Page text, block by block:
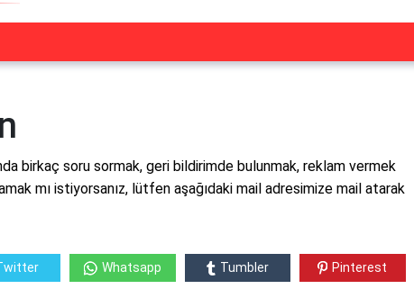
birkaç soru sormak, geri bildirimde bulunmak, reklam vermek
mı istiyorsanız, lütfen aşağıdaki mail adresimize mail atarak
Whatsapp Tumbler Pinterest